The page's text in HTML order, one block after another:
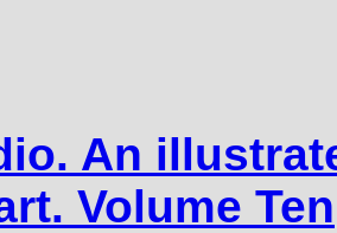
An
Volume Ten